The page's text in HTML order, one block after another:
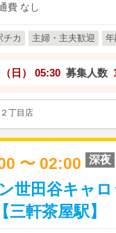
費 なし
チカ 主婦・主夫歓迎 年
日） 05:30 募集人数
丁目店
〜 02:00 深夜
世田谷キャ
軒茶屋駅】